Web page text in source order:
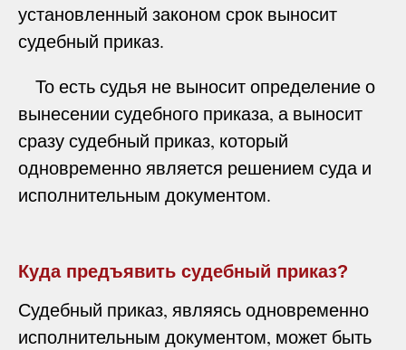
установленный законом срок выносит
судебный приказ.
То есть судья не выносит определение о
вынесении судебного приказа, а выносит
сразу судебный приказ, который
одновременно является решением суда и
исполнительным документом.
Куда предъявить судебный приказ?
Судебный приказ, являясь одновременно
исполнительным документом, может быть